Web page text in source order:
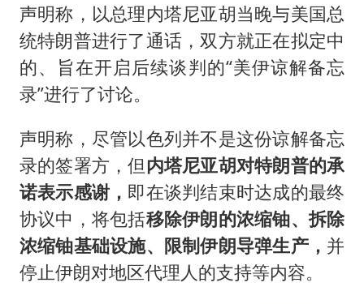
声明称，以总理内塔尼亚胡当晚与美国总
统特朗普进行了通话，双方就正在拟定中
的、旨在开启后续谈判的“美伊谅解备忘
录”进行了讨论。
声明称，尽管以色列并不是这份谅解备忘
录的签署方，但 内塔尼亚胡对特朗普的承
诺表示感谢， 即在谈判结束时达成的最终
协议中，将包括移除伊朗的浓缩铀、拆除
浓缩铀基础设施、限制伊朗导弹生产， 并
停止伊朗对地区代理人的支持等内容。